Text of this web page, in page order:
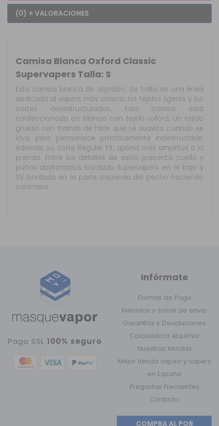
(0) ⭐ VALORACIONES
Camisa Blanca Oxford Classic
Supervapers Talla: S
Esta camisa blanca de algodón. Se trata de una línea
dedicada al vapers más clásico, los tejidos ligeros y los
cortes desestructurados. Esta camisa está
confeccionada en blanco con tejido oxford, un tejido
grueso con tramas de hilos que se suaviza cuando se
lava, pero permanece prácticamente indestructible.
Además, su corte Regular Fit, aporta más amplitud a la
prenda. Entre los detalles de estilo presenta cuello y
puños abotonados, bordado Supervapers en el bajo y
SV bordada en la parte izquierda del pecho haciendo
contraste.
Pago SSL100% seguro
Infórmate
Formas de Pago
Métodos y zonas de envío
Garantías y Devoluciones
Calculadora Alquimia
Nuestras tiendas
Mejor tienda vapeo y vapers
en España
Preguntas Frecuentes
Contacto
COMPRA AL POR